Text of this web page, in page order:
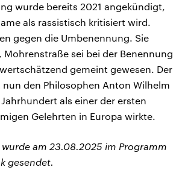
wurde bereits 2021 angekündigt,
als rassistisch kritisiert wird.
gegen die Umbenennung. Sie
sei bei der Benennung
gemeint gewesen. Der
nun den Philosophen Anton Wilhelm
als einer der ersten
Gelehrten in Europa wirkte.
am 23.08.2025 im Programm
gesendet.